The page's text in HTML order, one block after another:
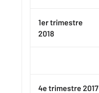
1ertrimestre
2018
4e trimestre 2017